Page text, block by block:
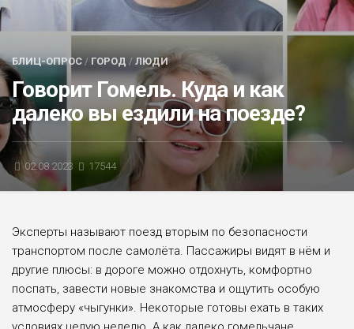
БЛИЦ-ОПРОС
АФИША
БЛИЦ-ОПРОС / ГОРОД / ЛЮДИ
Говорит Гомель. Куда и как
далеко вы ездили на поезде?
02.08.2023 17544
Эксперты называют поезд вторым по безопасности
транспортом после самолёта. Пас­сажиры видят в нём и
другие плюсы: в дороге можно отдохнуть, комфортно
поспать, завести новые знакомства и ощутить особую
атмос­феру «чыгунки». Некоторые готовы ехать в таких